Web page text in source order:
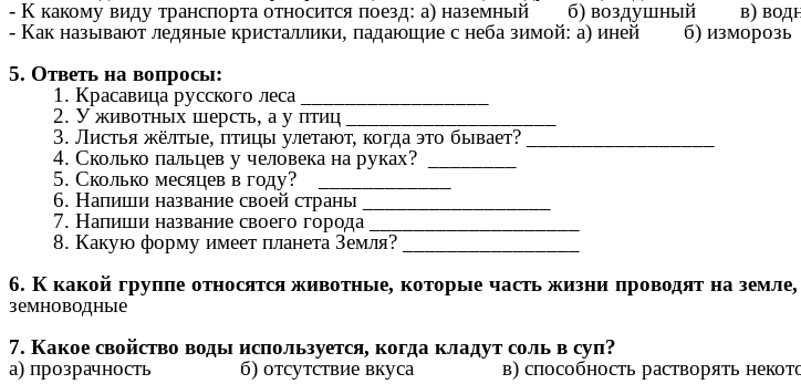
- К какому виду транспорта относится поезд: а) наземный б) воздушный в)
- Как называют ледяные кристаллики, падающие с неба зимой: а) иней б)
5. Ответь на вопросы:
1. Красавица русского леса _________________
2. У животных шерсть, а у птиц ___________________
3. Листья жёлтые, птицы улетают, когда это бывает? _________________
4. Сколько пальцев у человека на руках? ________
5. Сколько месяцев в году? ____________
6. Напиши название своей страны _________________
7. Напиши название своего города ___________________
8. Какую форму имеет планета Земля? ________________
6. К какой группе относятся животные, которые часть жизни проводят
земноводные
7. Какое свойство воды используется, когда кладут соль в суп?
а) прозрачность б) отсутствие вкуса в) способность растворять